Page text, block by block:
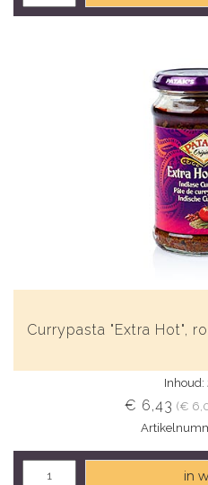
Currypasta "Extra Hot",
Inhoud:
€ 6,43 (€
in